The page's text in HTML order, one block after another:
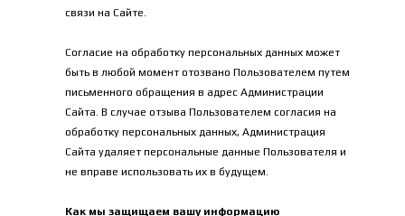
связи на Сайте.
Согласие на обработку персональных данных может
быть в любой момент отозвано Пользователем путем
письменного обращения в адрес Администрации
Сайта. В случае отзыва Пользователем согласия на
обработку персональных данных, Администрация
Сайта удаляет персональные данные Пользователя и
не вправе использовать их в будущем.
Как мы защищаем вашу информацию